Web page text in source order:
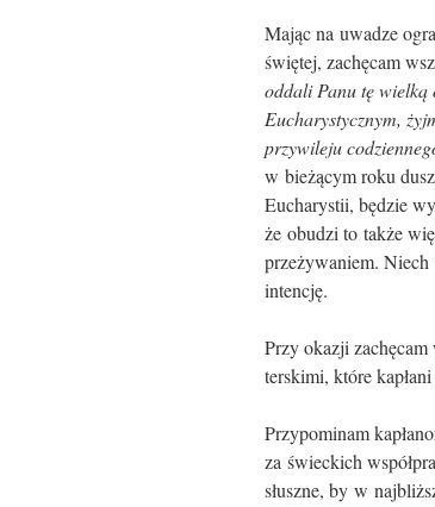
Mając na uwadze
świętej, zachęcam
oddali Panu tę wielką
Eucharystycznym,
przywileju
w bieżącym roku
Eucharystii, będzie
że obudzi to także
przeżywaniem.
intencję.
Przy okazji
terskimi, które
Przypominam
za świeckich
słuszne, by w